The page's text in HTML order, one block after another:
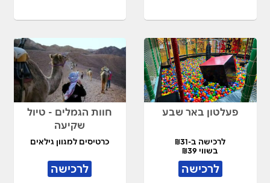
פעלטון באר שבע
לרכישה ב-₪31
בשווי ₪39
לרכישה
חוות הגמלים - טיול
שקיעה
כרטיסים למגוון גילאים
לרכישה